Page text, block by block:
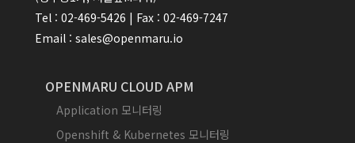
Tel : 02-469-5426 | Fax : 02-469-7247
Email : sales@openmaru.io
OPENMARU CLOUD APM
Application 모니터링
Openshift & Kubernetes 모니터링